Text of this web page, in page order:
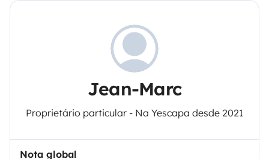
Jean-Marc
Proprietário particular - Na Yescapa desde 2021
Nota global